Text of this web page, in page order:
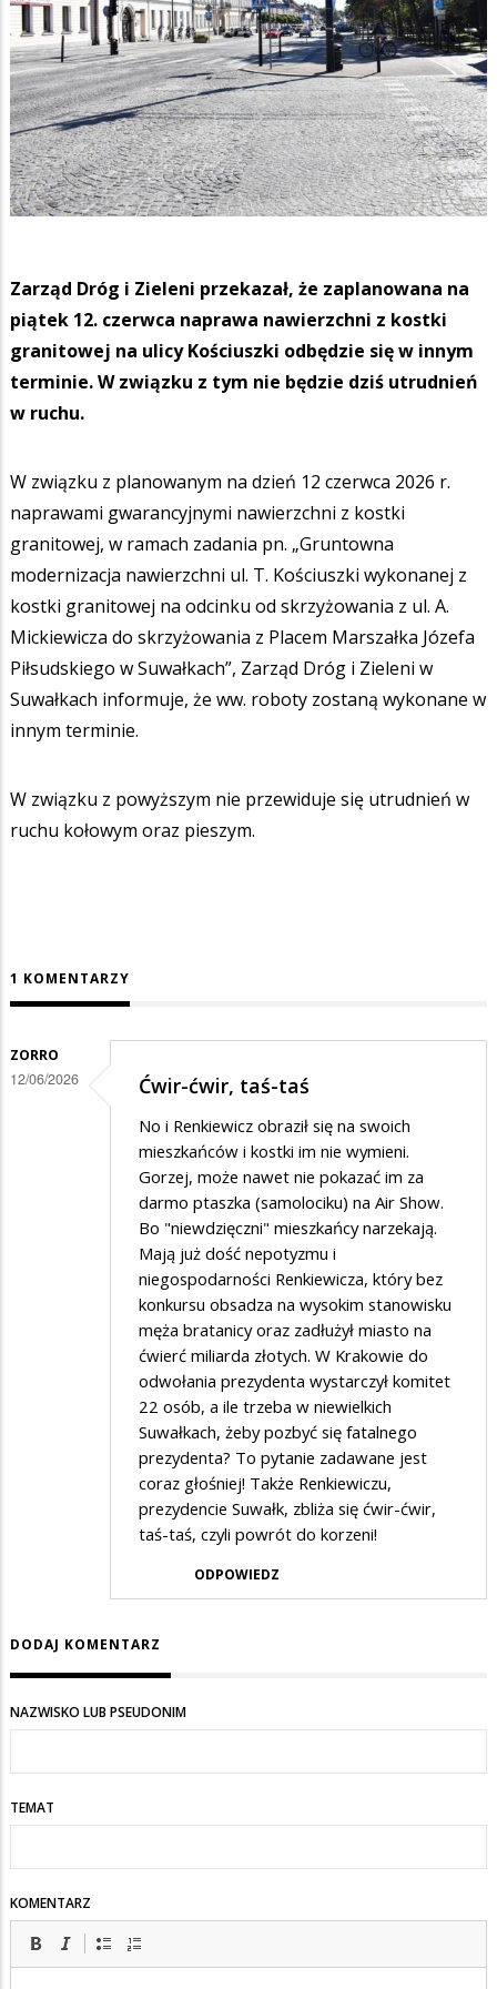
Zarząd Dróg i Zieleni przekazał, że zaplanowana na
piątek 12. czerwca naprawa nawierzchni z kostki
granitowej na ulicy Kościuszki odbędzie się w innym
terminie. W związku z tym nie będzie dziś utrudnień
w ruchu.
W związku z planowanym na dzień 12 czerwca 2026 r.
naprawami gwarancyjnymi nawierzchni z kostki
granitowej, w ramach zadania pn. „Gruntowna
modernizacja nawierzchni ul. T. Kościuszki wykonanej z
kostki granitowej na odcinku od skrzyżowania z ul. A.
Mickiewicza do skrzyżowania z Placem Marszałka Józefa
Piłsudskiego w Suwałkach”, Zarząd Dróg i Zieleni w
Suwałkach informuje, że ww. roboty zostaną wykonane w
innym terminie.
W związku z powyższym nie przewiduje się utrudnień w
ruchu kołowym oraz pieszym.
1 KOMENTARZY
ZORRO
12/06/2026 Ćwir-ćwir, taś-taś
No i Renkiewicz obraził się na swoich
mieszkańców i kostki im nie wymieni.
Gorzej, może nawet nie pokazać im za
darmo ptaszka (samolociku) na Air Show.
Bo "niewdzięczni" mieszkańcy narzekają.
Mają już dość nepotyzmu i
niegospodarności Renkiewicza, który bez
konkursu obsadza na wysokim stanowisku
męża bratanicy oraz zadłużył miasto na
ćwierć miliarda złotych. W Krakowie do
odwołania prezydenta wystarczył komitet
22 osób, a ile trzeba w niewielkich
Suwałkach, żeby pozbyć się fatalnego
prezydenta? To pytanie zadawane jest
coraz głośniej! Także Renkiewiczu,
prezydencie Suwałk, zbliża się ćwir-ćwir,
taś-taś, czyli powrót do korzeni!
ODPOWIEDZ
DODAJ KOMENTARZ
NAZWISKO LUB PSEUDONIM
TEMAT
KOMENTARZ